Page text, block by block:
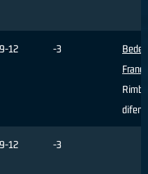
9-12 -3
9-12 -3